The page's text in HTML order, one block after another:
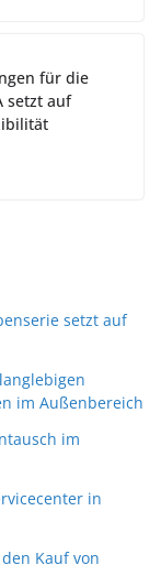
für die
setzt auf
setzt auf
im Außenbereich
im
in
Kauf von